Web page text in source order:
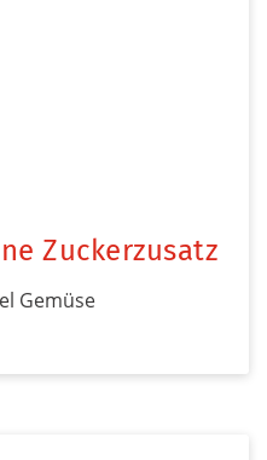
Zuckerzusatz
Gemüse